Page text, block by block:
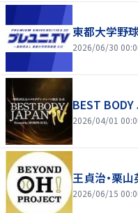
東都大学野
2026/06/30
BEST BODY
2026/04/01
王貞治・栗
2026/06/15